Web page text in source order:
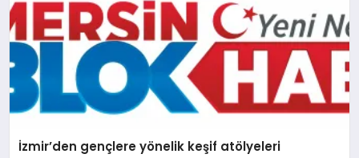
İzmir’den gençlere yönelik keşif atölyeleri